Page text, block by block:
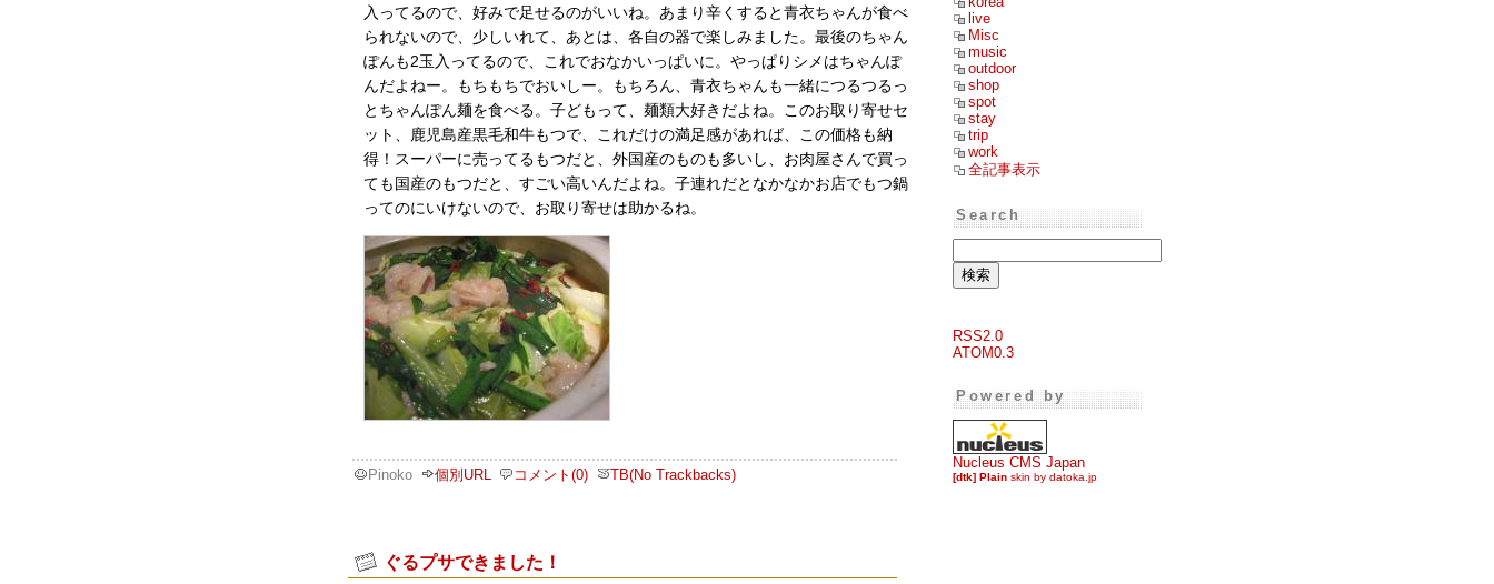
入ってるので、好みで足せるのがいいね。あまり辛くすると青衣ちゃんが食べ
られないので、少しいれて、あとは、各自の器で楽しみました。最後のちゃん
ぽんも2玉入ってるので、これでおなかいっぱいに。やっぱりシメはちゃんぽ
んだよねー。もちもちでおいしー。もちろん、青衣ちゃんも一緒につるつるっ
とちゃんぽん麺を食べる。子どもって、麺類大好きだよね。このお取り寄せセ
ット、鹿児島産黒毛和牛もつで、これだけの満足感があれば、この価格も納
得！スーパーに売ってるもつだと、外国産のものも多いし、お肉屋さんで買っ
ても国産のもつだと、すごい高いんだよね。子連れだとなかなかお店でもつ鍋
ってのにいけないので、お取り寄せは助かるね。
Pinoko 個別URL コメント(0) TB(No Trackbacks)
ぐるプサできました！
live
Misc
music
outdoor
shop
spot
stay
trip
work
全記事表示
Search
RSS2.0
ATOM0.3
Powered by
Nucleus CMS Japan
[dtk] Plain skin by datoka.jp